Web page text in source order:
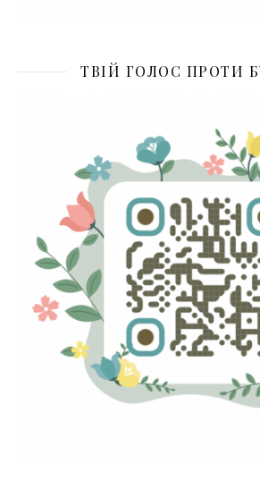
ТВІЙ ГОЛОС ПРОТИ